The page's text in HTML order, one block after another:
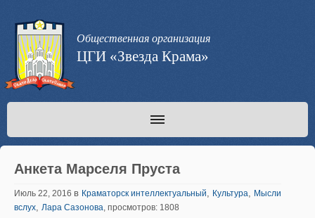
Общественная организация
ЦГИ «Звезда Крама»
Анкета Марселя Пруста
Июль 22, 2016 в Краматорск интеллектуальный, Культура, Мысли
вслух, Лара Сазонова, просмотров: 1808